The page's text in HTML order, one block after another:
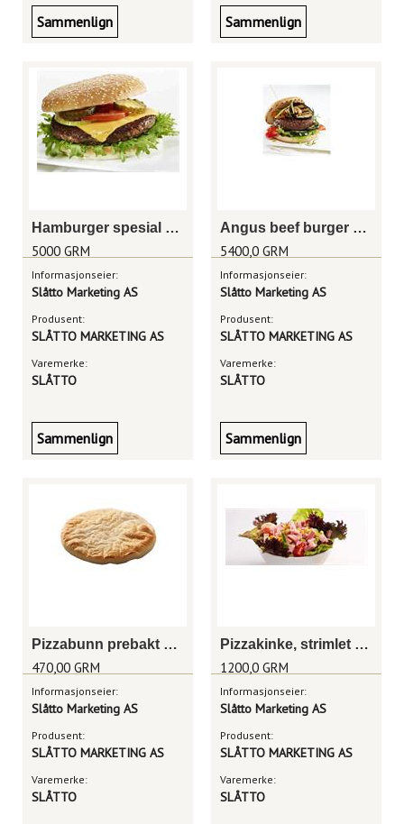
Sammenlign Sammenlign
Hamburger spesial 130g
5000 GRM
Informasjonseier:
Slåtto Marketing AS
Produsent:
SLÅTTO MARKETING AS
Varemerke:
SLÅTTO
Sammenlign
Angus beef burger 200g
5400,0 GRM
Informasjonseier:
Slåtto Marketing AS
Produsent:
SLÅTTO MARKETING AS
Varemerke:
SLÅTTO
Sammenlign
Pizzabunn prebakt u/saus 40cm
470,00 GRM
Informasjonseier:
Slåtto Marketing AS
Produsent:
SLÅTTO MARKETING AS
Varemerke:
SLÅTTO
Pizzakinke, strimlet 1x7kg
1200,0 GRM
Informasjonseier:
Slåtto Marketing AS
Produsent:
SLÅTTO MARKETING AS
Varemerke:
SLÅTTO